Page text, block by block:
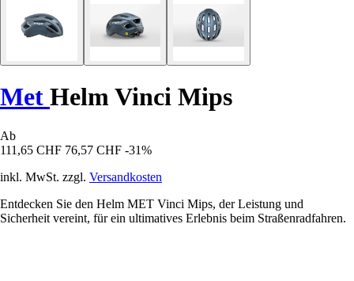
Met Helm Vinci Mips
Ab
111,65 CHF 76,57 CHF -31%
inkl. MwSt. zzgl. Versandkosten
Entdecken Sie den Helm MET Vinci Mips, der Leistung und
Sicherheit vereint, für ein ultimatives Erlebnis beim Straßenradfahren.